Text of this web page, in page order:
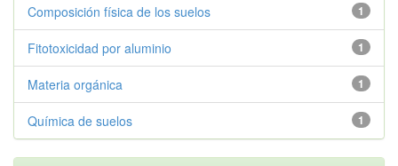
1
Composición física de los suelos
1
Fitotoxicidad por aluminio
1
Materia orgánica
1
Química de suelos